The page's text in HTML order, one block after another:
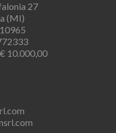
27
(MI)
10.000,00